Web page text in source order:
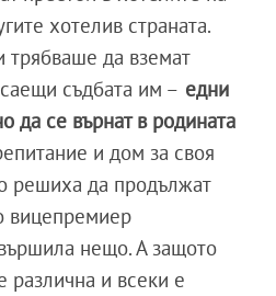
хотелив страната.
да вземат
съдбата им – едни
да се върнат в родината
и дом за своя
решиха да продължат
вицепремиер
нещо. А защото
различна и всеки е